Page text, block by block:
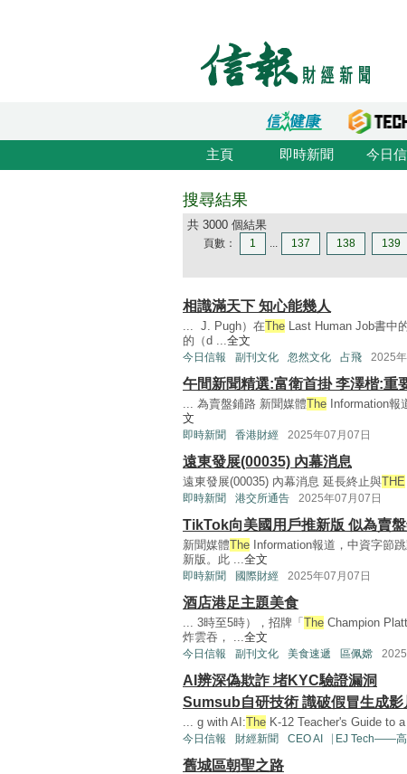
主頁 即時新聞 今日
搜尋結果
共 3000 個結果
頁數： 1 ... 137 138 139
相識滿天下 知心能幾人
... J. Pugh）在The Last Human Job書中
的（d ...全文
今日信報 副刊文化 忽然文化 占飛 2025
午間新聞精選:富衛首掛 李澤楷:重
... 為賣盤鋪路 新聞媒體The Information報
文
即時新聞 香港財經 2025年07月07日
遠東發展(00035) 內幕消息
遠東發展(00035) 內幕消息 延長終止與THE
即時新聞 港交所通告 2025年07月07日
TikTok向美國用戶推新版 似為賣
新聞媒體The Information報道，中資字節
新版。此 ...全文
即時新聞 國際財經 2025年07月07日
酒店港足主題美食
... 3時至5時），招牌「 The Champion
炸雲吞， ...全文
今日信報 副刊文化 美食速遞 區佩嫦
AI辨深偽欺詐 堵KYC驗證漏洞
Sumsub自研技術 識破假冒生成影
... g with AI:The K-12 Teacher's Guide to
今日信報 財經新聞 CEO AI⎹ EJ Tech——高
舊城區朝聖之路